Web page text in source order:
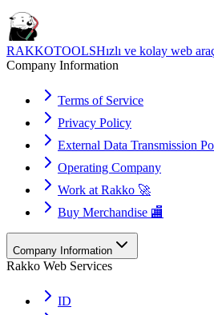
RAKKOTOOLSHızlı ve kolay web
Company Information
Terms of Service
Privacy Policy
External Data Transmission
Operating Company
Work at Rakko 🚀
Buy Merchandise 🏬
Company Information
Rakko Web Services
ID